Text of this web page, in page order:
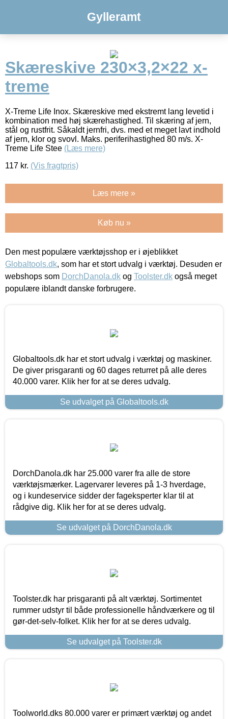
Gylleramt
Skæreskive 230×3,2×22 x-
treme
X-Treme Life Inox. Skæreskive med ekstremt lang levetid i
kombination med høj skærehastighed. Til skæring af jern,
stål og rustfrit. Såkaldt jernfri, dvs. med et meget lavt indhold
af jern, klor og svovl. Maks. periferihastighed 80 m/s. X-
Treme Life Stee (Læs mere)
117 kr. (Vis fragtpris)
Læs mere »
Køb nu »
Den mest populære værktøjsshop er i øjeblikket
Globaltools.dk, som har et stort udvalg i værktøj. Desuden er
webshops som DorchDanola.dk og Toolster.dk også meget
populære iblandt danske forbrugere.
Globaltools.dk har et stort udvalg i værktøj og maskiner.
De giver prisgaranti og 60 dages returret på alle deres
40.000 varer. Klik her for at se deres udvalg.
Se udvalget på Globaltools.dk
DorchDanola.dk har 25.000 varer fra alle de store
værktøjsmærker. Lagervarer leveres på 1-3 hverdage,
og i kundeservice sidder der fageksperter klar til at
rådgive dig. Klik her for at se deres udvalg.
Se udvalget på DorchDanola.dk
Toolster.dk har prisgaranti på alt værktøj. Sortimentet
rummer udstyr til både professionelle håndværkere og til
gør-det-selv-folket. Klik her for at se deres udvalg.
Se udvalget på Toolster.dk
Toolworld.dks 80.000 varer er primært værktøj og andet